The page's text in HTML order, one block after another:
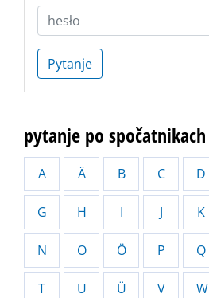
Pytanje
pytanje po spočatnikach
A Ä B C D
G H I J K
N O Ö P Q
T U Ü V W